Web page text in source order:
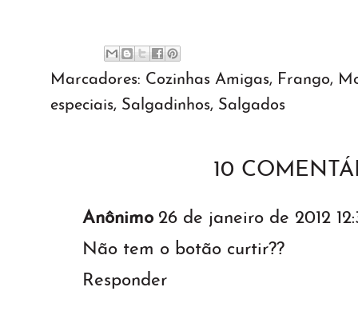
Marcadores: Cozinhas Amigas, Frango,
especiais, Salgadinhos, Salgados
10
Anônimo 26 de janeiro de 2012
Não tem o botão curtir??
Responder